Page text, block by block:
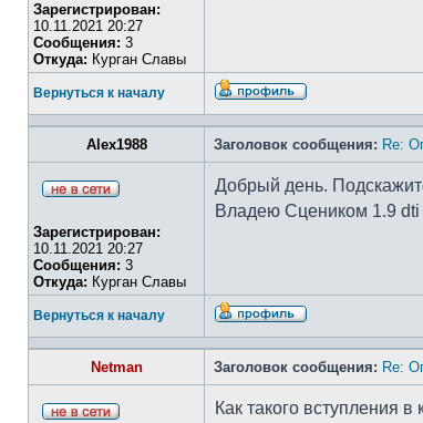
Зарегистрирован:
10.11.2021 20:27
Сообщения: 3
Откуда: Курган Славы
Вернуться к началу
Alex1988 Заголовок сообщения: Re:
Зарегистрирован:
10.11.2021 20:27
Сообщения: 3
Откуда: Курган Славы
Добрый день.
Владею Сцеником 1.9 dti
Вернуться к началу
Netman Заголовок сообщения: Re:
Как такого вступления